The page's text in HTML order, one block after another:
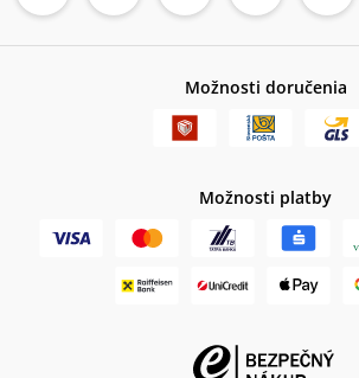
Možnosti doručenia
Možnosti platby